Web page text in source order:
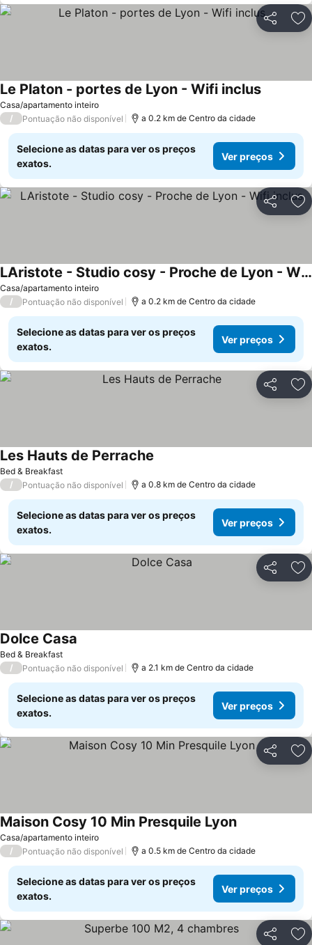
Partilhar
Casa/apartamento inteiro
Le Platon - portes de Lyon - Wifi inclusVer
/ Pontuação não disponível a 0.2 km de Centro da cidade
Selecione as datas para ver os preços
exatos.
Ver preços
Partilhar
Casa/apartamento inteiro
LAristote - Studio cosy - Proche de Lyon - Wifi inclus
Ver preços
/ Pontuação não disponível a 0.2 km de Centro da cidade
Selecione as datas para ver os preços
exatos.
Ver preços
Partilhar
Bed & Breakfast
Les Hauts de Perrache
/ Pontuação não disponível a 0.8 km de Centro da cidade
Selecione as datas para ver os preços
exatos.
Ver preços
Partilhar
Bed & Breakfast
Dolce Casa
/ Pontuação não disponível a 2.1 km de Centro da cidade
Selecione as datas para ver os preços
exatos.
Ver preços
Partilhar
Casa/apartamento inteiro
Maison Cosy 10 Min Presquile LyonVer preços
/ Pontuação não disponível a 0.5 km de Centro da cidade
Selecione as datas para ver os preços
exatos.
Ver preços
Partilhar